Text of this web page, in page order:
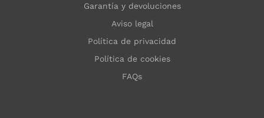
Garantía y devoluciones
Aviso legal
Política de privacidad
Política de cookies
FAQs